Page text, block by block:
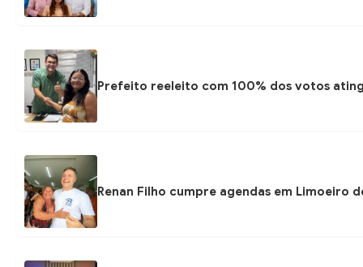
Prefeito reeleito com 100% dos votos
Renan Filho cumpre agendas em Limoeiro